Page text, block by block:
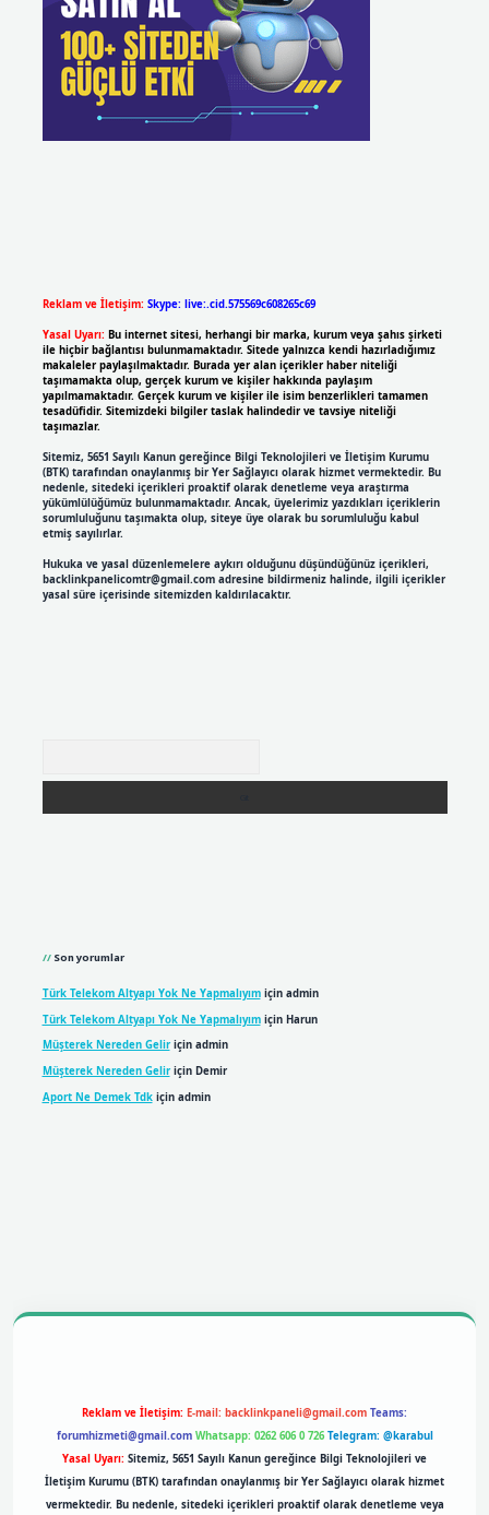
Reklam ve İletişim: Skype: live:.cid.575569c608265c69
Yasal Uyarı: Bu internet sitesi, herhangi bir marka, kurum veya şahıs şirketi
ile hiçbir bağlantısı bulunmamaktadır. Sitede yalnızca kendi hazırladığımız
makaleler paylaşılmaktadır. Burada yer alan içerikler haber niteliği
taşımamakta olup, gerçek kurum ve kişiler hakkında paylaşım
yapılmamaktadır. Gerçek kurum ve kişiler ile isim benzerlikleri tamamen
tesadüfidir. Sitemizdeki bilgiler taslak halindedir ve tavsiye niteliği
taşımazlar.
Sitemiz, 5651 Sayılı Kanun gereğince Bilgi Teknolojileri ve İletişim Kurumu
(BTK) tarafından onaylanmış bir Yer Sağlayıcı olarak hizmet vermektedir. Bu
nedenle, sitedeki içerikleri proaktif olarak denetleme veya araştırma
yükümlülüğümüz bulunmamaktadır. Ancak, üyelerimiz yazdıkları içeriklerin
sorumluluğunu taşımakta olup, siteye üye olarak bu sorumluluğu kabul
etmiş sayılırlar.
Hukuka ve yasal düzenlemelere aykırı olduğunu düşündüğünüz içerikleri,
backlinkpanelicomtr@gmail.comadresine bildirmeniz halinde, ilgili içerikler
yasal süre içerisinde sitemizden kaldırılacaktır.
Son yorumlar
Türk Telekom Altyapı Yok Ne Yapmalıyımiçin admin
Türk Telekom Altyapı Yok Ne Yapmalıyımiçin Harun
Müşterek Nereden Geliriçin admin
Müşterek Nereden Geliriçin Demir
Aport Ne Demek Tdkiçin admin
Reklam ve İletişim: E-mail: backlinkpaneli@gmail.com Teams:
forumhizmeti@gmail.com Whatsapp: 0262 606 0 726 Telegram: @karabul
Yasal Uyarı: Sitemiz, 5651 Sayılı Kanun gereğince Bilgi Teknolojileri ve
İletişim Kurumu (BTK) tarafından onaylanmış bir Yer Sağlayıcı olarak hizmet
vermektedir. Bu nedenle, sitedeki içerikleri proaktif olarak denetleme veya